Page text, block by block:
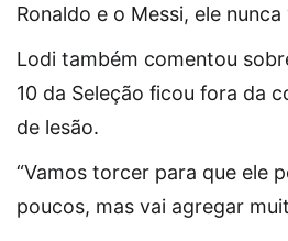
Ronaldo e o Messi, ele
Lodi também comentou
10 da Seleção ficou fora da
de lesão.
“Vamos torcer para que ele
poucos, mas vai agregar